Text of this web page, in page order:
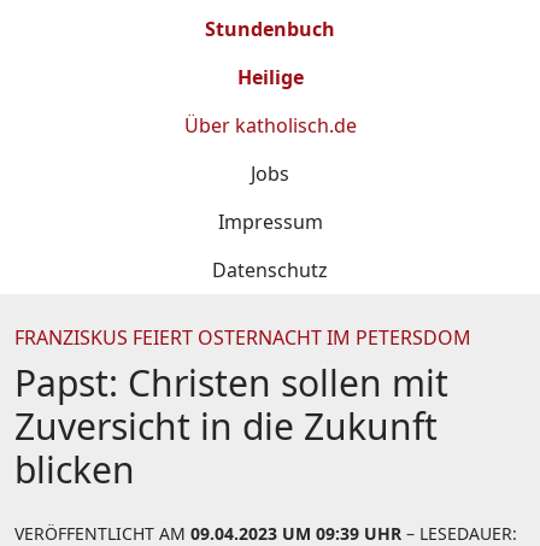
Stundenbuch
Heilige
Über katholisch.de
Jobs
Impressum
Datenschutz
FRANZISKUS FEIERT OSTERNACHT IM PETERSDOM
Papst: Christen sollen mit
Zuversicht in die Zukunft
blicken
VERÖFFENTLICHT AM 09.04.2023 UM 09:39 UHR – LESEDAUER: